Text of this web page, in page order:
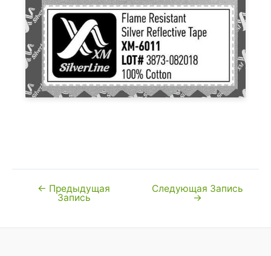
Навигация
← Предыдущая
Запись
Следующая Запись
→